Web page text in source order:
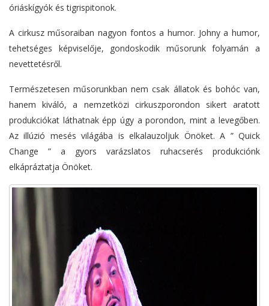
óriáskígyók és tigrispitonok.
A cirkusz műsoraiban nagyon fontos a humor. Johny a humor,
tehetséges képviselője, gondoskodik műsorunk folyamán a
nevettetésről.
Természetesen műsorunkban nem csak állatok és bohóc van,
hanem kiváló, a nemzetközi cirkuszporondon sikert aratott
produkciókat láthatnak épp úgy a porondon, mint a levegőben.
Az illúzió mesés világába is elkalauzoljuk Önöket. A ” Quick
Change ” a gyors varázslatos ruhacserés produkciónk
elkápráztatja Önöket.